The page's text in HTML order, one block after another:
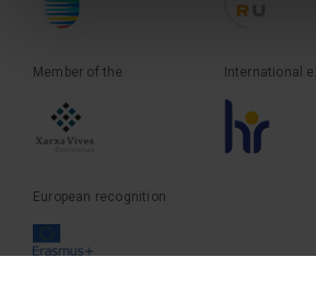
Member of the International
European recognition